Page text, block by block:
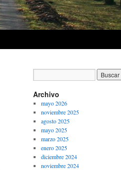
Archivo
mayo 2026
noviembre 2025
agosto 2025
mayo 2025
marzo 2025
enero 2025
diciembre 2024
noviembre 2024